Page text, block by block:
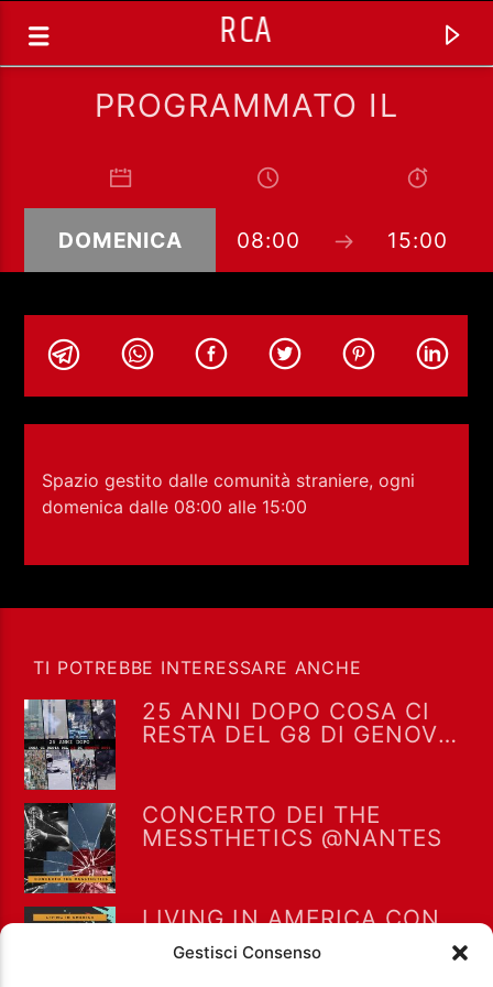
Gestisci Consenso
RCA
SELEZIONI MUSICALI
RCA - Radio città aperta
+393401974468
PROGRAMMATO IL
DOMENICA 08:00 15:00
Spazio gestito dalle comunità straniere, ogni
domenica dalle 08:00 alle 15:00
TI POTREBBE INTERESSARE ANCHE
25 ANNI DOPO COSA CI
RESTA DEL G8 DI GENOVA
CONCERTO DEI THE
MESSTHETICS @NANTES
LIVING IN AMERICA CON
ALESSIO RAMACCIONI E
SILVIA MINGUZZI